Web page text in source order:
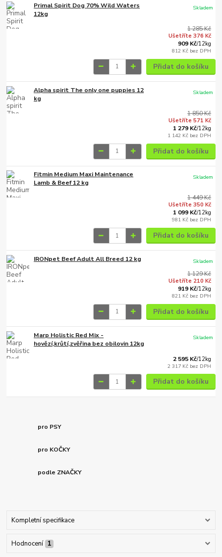
Primal Spirit Dog 70% Wild Waters
12kg
1 285 Kč
Ušetříte 376 Kč
909 Kč/12kg
812 Kč bez DPH
Skladem
Přidat do košíku
Alpha spirit The only one puppies 12
kg
1 850 Kč
Ušetříte 571 Kč
1 279 Kč/12kg
1 142 Kč bez DPH
Skladem
Přidat do košíku
Fitmin Medium Maxi Maintenance
Lamb & Beef 12 kg
1 449 Kč
Ušetříte 350 Kč
1 099 Kč/12kg
981 Kč bez DPH
Skladem
Přidat do košíku
IRONpet Beef Adult All Breed 12 kg
1 129 Kč
Ušetříte 210 Kč
919 Kč/12kg
821 Kč bez DPH
Skladem
Přidat do košíku
Marp Holistic Red Mix -
hovězí,krůtí,zvěřina bez obilovin 12kg
2 595 Kč/12kg
2 317 Kč bez DPH
Skladem
Přidat do košíku
pro PSY
pro KOČKY
podle ZNAČKY
Kompletní specifikace
Hodnocení 1